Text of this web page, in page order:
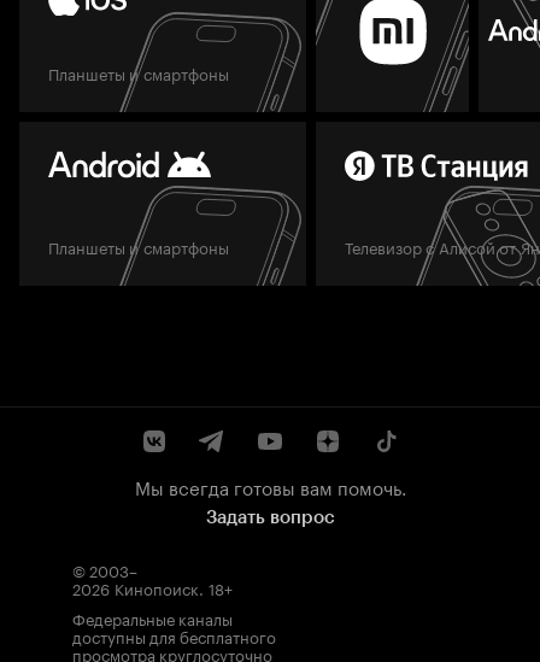
Планшеты и смартфоны
Планшеты и смартфоны Телевизор с Алисой от
Мы всегда готовы вам помочь.
Задать вопрос
© 2003–
2026 Кинопоиск. 18+
Федеральные каналы
доступны для бесплатного
просмотра круглосуточно